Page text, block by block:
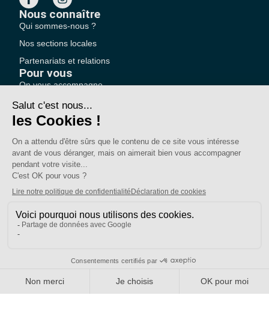
Nous connaître
Qui sommes-nous ?
Nos sections locales
Partenariats et relations
Pour vous
On vous accompagne
Pourquoi adhérer ?
Votre section locale
FAQ
Nous contacter
Votre espace